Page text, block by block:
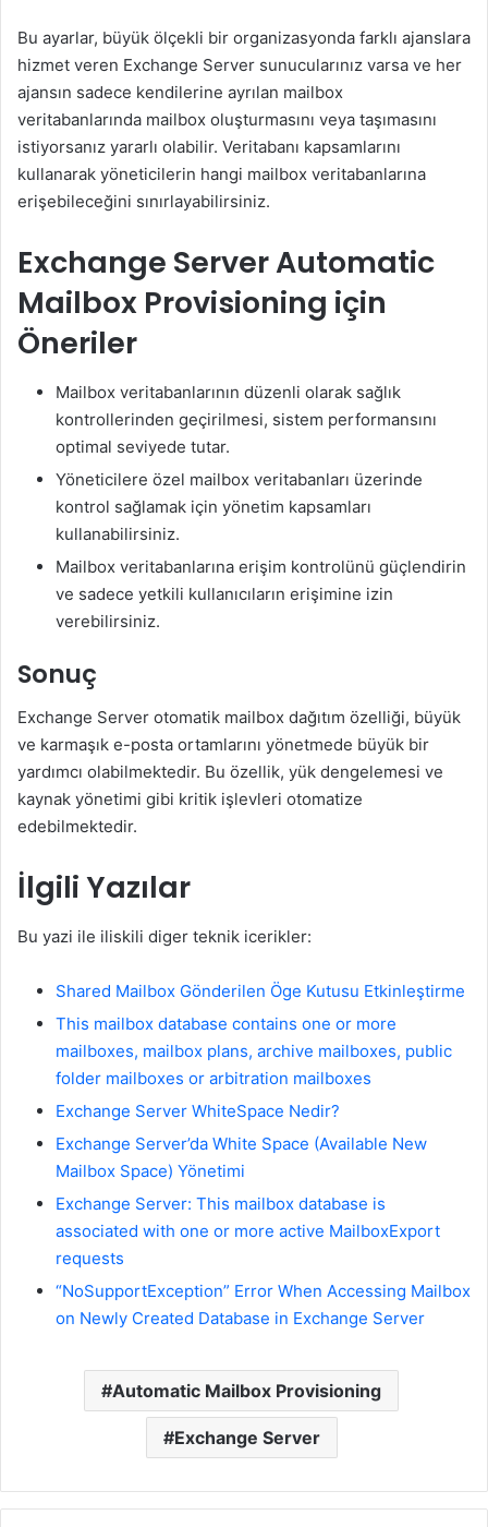
Bu ayarlar, büyük ölçekli bir organizasyonda farklı ajanslara
hizmet veren Exchange Server sunucularınız varsa ve her
ajansın sadece kendilerine ayrılan mailbox
veritabanlarında mailbox oluşturmasını veya taşımasını
istiyorsanız yararlı olabilir. Veritabanı kapsamlarını
kullanarak yöneticilerin hangi mailbox veritabanlarına
erişebileceğini sınırlayabilirsiniz.
Exchange Server Automatic
Mailbox Provisioning için
Öneriler
Mailbox veritabanlarının düzenli olarak sağlık
kontrollerinden geçirilmesi, sistem performansını
optimal seviyede tutar.
Yöneticilere özel mailbox veritabanları üzerinde
kontrol sağlamak için yönetim kapsamları
kullanabilirsiniz.
Mailbox veritabanlarına erişim kontrolünü güçlendirin
ve sadece yetkili kullanıcıların erişimine izin
verebilirsiniz.
Sonuç
Exchange Server otomatik mailbox dağıtım özelliği, büyük
ve karmaşık e-posta ortamlarını yönetmede büyük bir
yardımcı olabilmektedir. Bu özellik, yük dengelemesi ve
kaynak yönetimi gibi kritik işlevleri otomatize
edebilmektedir.
İlgili Yazılar
Bu yazi ile iliskili diger teknik icerikler:
Shared Mailbox Gönderilen Öge Kutusu Etkinleştirme
This mailbox database contains one or more
mailboxes, mailbox plans, archive mailboxes, public
folder mailboxes or arbitration mailboxes
Exchange Server WhiteSpace Nedir?
Exchange Server’da White Space (Available New
Mailbox Space) Yönetimi
Exchange Server: This mailbox database is
associated with one or more active MailboxExport
requests
“NoSupportException” Error When Accessing Mailbox
on Newly Created Database in Exchange Server
Automatic Mailbox Provisioning
Exchange Server